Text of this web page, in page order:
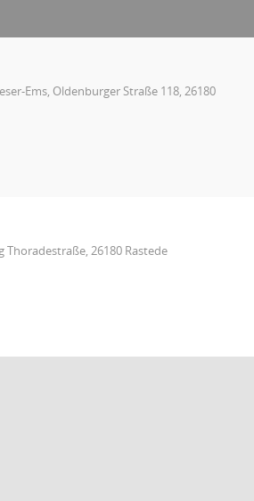
Ems, Oldenburger Straße 118, 26180
Thoradestraße, 26180 Rastede